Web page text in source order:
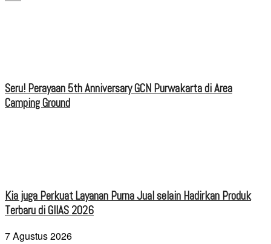
Seru! Perayaan 5th Anniversary GCN Purwakarta di Area
Camping Ground
Kia juga Perkuat Layanan Purna Jual selain Hadirkan Produk
Terbaru di GIIAS 2026
7 Agustus 2026